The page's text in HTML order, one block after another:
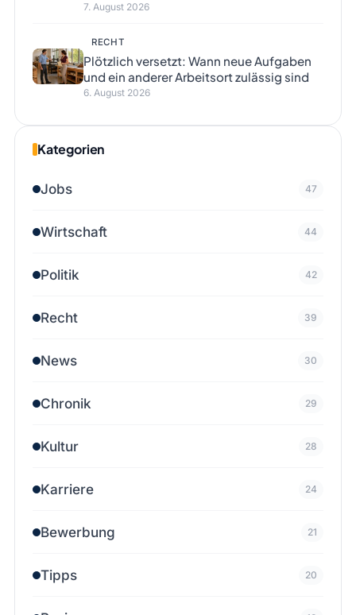
7. August 2026
RECHT
Plötzlich versetzt: Wann neue Aufgaben
und ein anderer Arbeitsort zulässig sind
6. August 2026
Kategorien
Jobs 47
Wirtschaft 44
Politik 42
Recht 39
News 30
Chronik 29
Kultur 28
Karriere 24
Bewerbung 21
Tipps 20